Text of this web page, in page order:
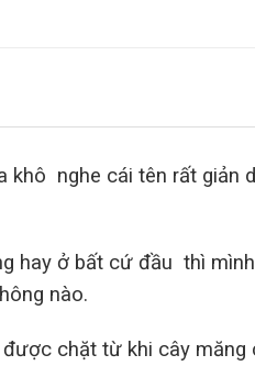
khô nghe cái tên rất giản
hay ở bất cứ đầu thì
nào.
chặt từ khi cây măng